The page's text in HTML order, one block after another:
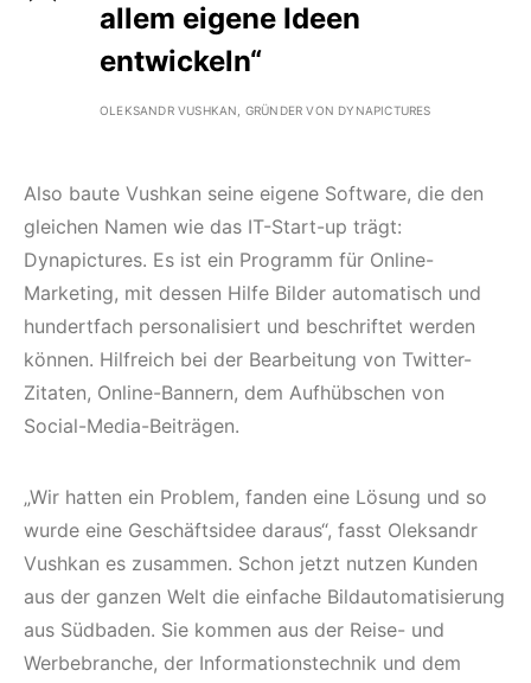
allem eigene Ideen
entwickeln“
OLEKSANDR VUSHKAN, GRÜNDER VON DYNAPICTURES
Also baute Vushkan seine eigene Software, die den
gleichen Namen wie das IT-Start-up trägt:
Dynapictures. Es ist ein Programm für Online-
Marketing, mit dessen Hilfe Bilder automatisch und
hundertfach personalisiert und beschriftet werden
können. Hilfreich bei der Bearbeitung von Twitter-
Zitaten, Online-Bannern, dem Aufhübschen von
Social-Media-Beiträgen.
„Wir hatten ein Problem, fanden eine Lösung und so
wurde eine Geschäftsidee daraus“, fasst Oleksandr
Vushkan es zusammen. Schon jetzt nutzen Kunden
aus der ganzen Welt die einfache Bildautomatisierung
aus Südbaden. Sie kommen aus der Reise- und
Werbebranche, der Informationstechnik und dem